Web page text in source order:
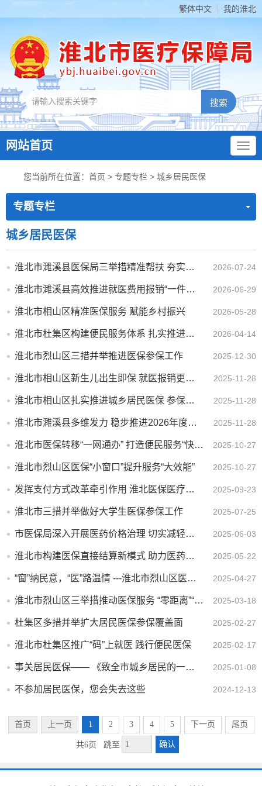
繁体中文 我的淮北
网站首页
您当前所在位置： 首页 > 专题专栏 > 城乡居民医保
专题专栏
城乡居民医保
淮北市濉溪县医保局三举措精准帮扶 夯实乡村振兴健康基石 2026-07-24
淮北市濉溪县高效推进就医费用报销“一件事” 打造医保便民服务新标杆 2026-06-29
淮北市相山区精准医保服务 赋能乡村振兴 2026-05-28
淮北市杜集区构建便民服务体系 扎实推进城乡居民医保参保扩面工作 2026-04-14
淮北市烈山区三措并举推进医保参保工作 2025-12-30
淮北市相山区新生儿出生即保 就医报销更省心 2025-11-28
淮北市相山区扎实推进城乡居民医保 参保缴费工作 2025-11-28
淮北市濉溪县多维发力 稳步推进2026年度居民医保参保工作 2025-11-28
淮北市医保转移“一网通办” 打造便民服务“快车道” 2025-10-27
淮北市烈山区医保“小窗口”提升服务“大效能” 2025-10-27
发挥支付方式改革牵引作用 淮北医保医疗改革相向而行 2025-09-23
淮北市三措并举做好大学生医保参保工作 2025-07-25
市医保局深入开展医药价格治理 切实减轻群众就医负担 2025-06-03
淮北市构建医保直接结算新模式 助力医药行业健康发展 2025-05-22
“窗”纳民意，“医”路温情 ---淮北市烈山区医保窗口服务再升级 2025-04-27
淮北市烈山区三举措推动医保服务 “零距离”“暖心办” 2025-03-18
杜集区多措并举扩大居民医保参保覆盖面 2025-02-27
淮北市杜集区推广“码”上就医 践行便民医保 2025-02-17
事关居民医保—— 《致全市城乡居民的一封信》 2025-01-08
不参加居民医保，您会失去这些 2024-12-13
首页 上一页 1 2 3 4 5 下一页 尾页
共6页 跳至 确认